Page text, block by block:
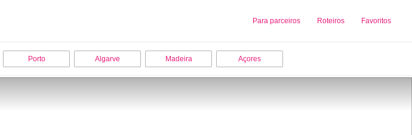
Para parceiros Roteiros Favoritos
Sobre nós Adicionar uma Empresa
Porto Algarve Madeira Açores